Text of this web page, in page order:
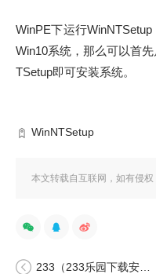
WinPE下运行
Win10系统，那么可以首
TSetup即可安装系统。
WinNTSetup
本文转载自互联网，如有侵权
233（233乐园下载安装）